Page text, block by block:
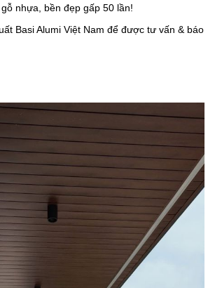
nhựa, bền đẹp gấp 50 lần!
Basi Alumi Việt Nam để được tư vấn & báo